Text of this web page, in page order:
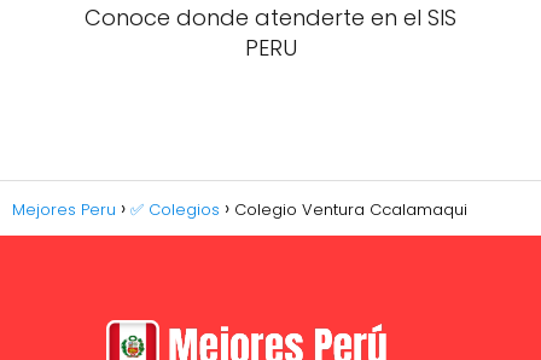
Conoce donde atenderte en el SIS
PERU
Mejores Peru ✅ Colegios Colegio Ventura Ccalamaqui